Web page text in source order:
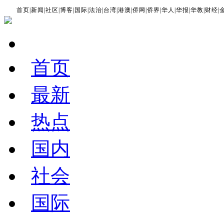
首页 |新闻 |社区 |博客 国际 |法治 台湾 |港澳 |侨网 |侨界 |华人 |华报 |华教 财经 |
首页
最新
热点
国内
社会
国际